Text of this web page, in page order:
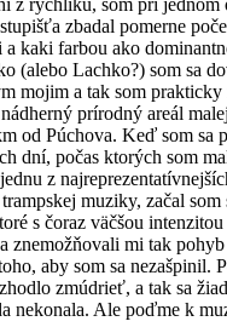
zbadal pomerne
kaki farbou ako
(alebo Lachko?) som sa
mojim a tak som
prírodný areál
od Púchova. Keď som sa
dní, počas ktorých som
z
muziky, začal
s čoraz väčšou
znemožňovali mi tak pohyb
aby som sa nezašpinil.
zmúdrieť, a tak sa
nekonala. Ale poďme k